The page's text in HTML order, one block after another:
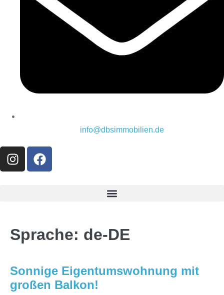
info@dbsimmobilien.de
Sprache: de-DE
Sonnige Eigentumswohnung mit
großen Balkon!